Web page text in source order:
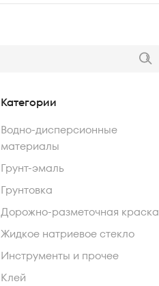
Категории
Водно-дисперсионные
материалы
Грунт-эмаль
Грунтовка
Дорожно-разметочная краска
Жидкое натриевое стекло
Инструменты и прочее
Клей